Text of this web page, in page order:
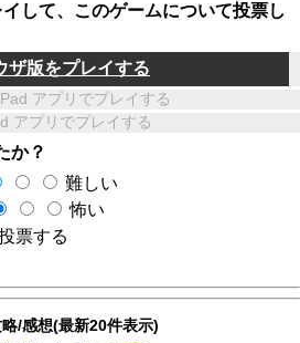
イして、このゲームについて投票し
ザ版をプレイする
アプリでプレイする
アプリでプレイする
か？
難しい
怖い
票する
/感想(最新20件表示)